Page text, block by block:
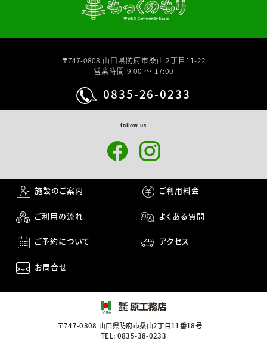
〒747-0808 山口県防府市桑山２丁目11-22
営業時間 9:00 〜 17:00
0835-26-0233
follow us
施設のご案内 ご利用料金
ご利用の流れ よくある質問
ご予約について アクセス
お問合せ
〒747-0808 山口県防府市桑山2丁目11番18号
TEL: 0835-38-0233